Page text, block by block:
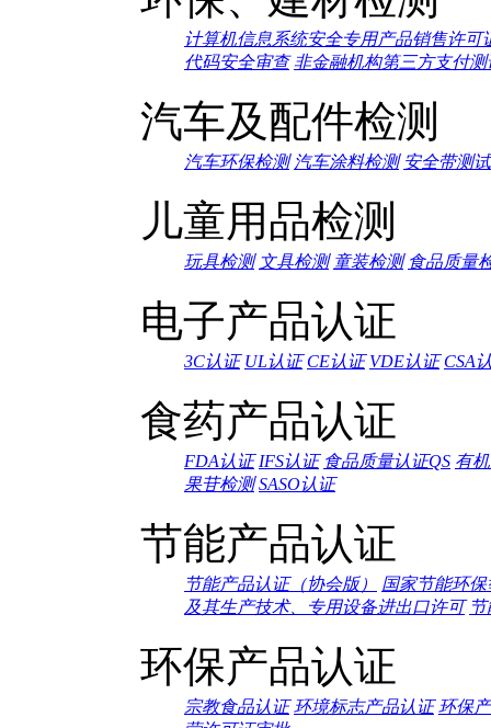
计算机信息系统安全专用产品销售许可
代码安全审查 非金融机构第三方支付测
汽车及配件检测
汽车环保检测 汽车涂料检测 安全带测试
儿童用品检测
玩具检测 文具检测 童装检测 食品质量
电子产品认证
3C认证 UL认证 CE认证 VDE认证 CSA
食药产品认证
FDA认证 IFS认证 食品质量认证QS 有
果苷检测 SASO认证
节能产品认证
节能产品认证（协会版）
国家节能环
及其生产技术、专用设备进出口许可
环保产品认证
宗教食品认证 环境标志产品认证 环保